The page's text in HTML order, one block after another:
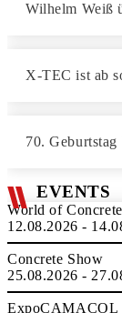
Wilhelm Weiß
X-TEC ist ab
70.
EVENTS
World of
12.08.2026 -
Concrete Show
25.08.2026 -
ExpoCAMACOL